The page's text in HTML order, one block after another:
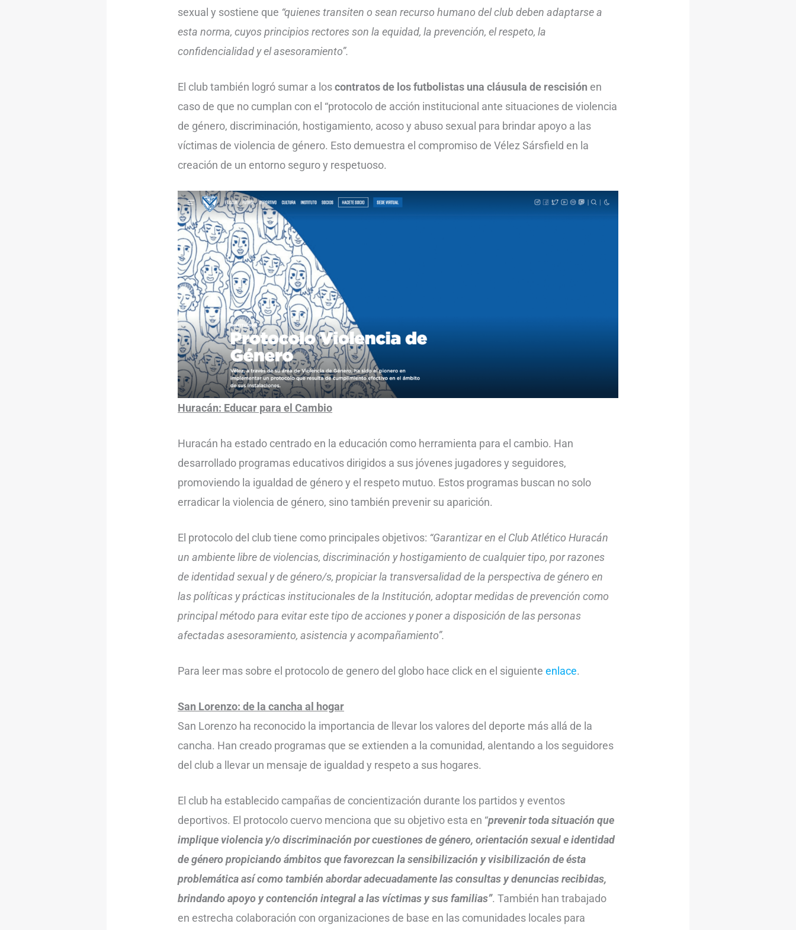
sexual y sostiene que “quienes transiten o sean recurso humano del club deben adaptarse a
esta norma, cuyos principios rectores son la equidad, la prevención, el respeto, la
confidencialidad y el asesoramiento”.
El club también logró sumar a loscontratos de los futbolistas una cláusula de rescisión en
caso de que no cumplan con el “protocolo de acción institucional ante situaciones de violencia
de género, discriminación, hostigamiento, acoso y abuso sexual para brindar apoyo a las
víctimas de violencia de género. Esto demuestra el compromiso de Vélez Sársfield en la
creación de un entorno seguro y respetuoso.
Huracán: Educar para el Cambio
Huracán ha estado centrado en la educación como herramienta para el cambio. Han
desarrollado programas educativos dirigidos a sus jóvenes jugadores y seguidores,
promoviendo la igualdad de género y el respeto mutuo. Estos programas buscan no solo
erradicar la violencia de género, sino también prevenir su aparición.
El protocolo del club tiene como principales objetivos: “Garantizar en el Club Atlético Huracán
un ambiente libre de violencias, discriminación y hostigamiento de cualquier tipo, por razones
de identidad sexual y de género/s, propiciar la transversalidad de la perspectiva de género en
las políticas y prácticas institucionales de la Institución, adoptar medidas de prevención como
principal método para evitar este tipo de acciones y poner a disposición de las personas
afectadas asesoramiento, asistencia y acompañamiento”.
Para leer mas sobre el protocolo de genero del globo hace click en el siguienteenlace.
San Lorenzo: de la cancha al hogar
San Lorenzo ha reconocido la importancia de llevar los valores del deporte más allá de la
cancha. Han creado programas que se extienden a la comunidad, alentando a los seguidores
del club a llevar un mensaje de igualdad y respeto a sus hogares.
El club ha establecido campañas de concientización durante los partidos y eventos
deportivos. El protocolo cuervo menciona que su objetivo esta en “prevenir toda situación que
implique violencia y/o discriminación por cuestiones de género, orientación sexual e identidad
de género propiciando ámbitos que favorezcan la sensibilización y visibilización de ésta
problemática así como también abordar adecuadamente las consultas y denuncias recibidas,
brindando apoyo y contención integral a las víctimas y sus familias”. También han trabajado
en estrecha colaboración con organizaciones de base en las comunidades locales para